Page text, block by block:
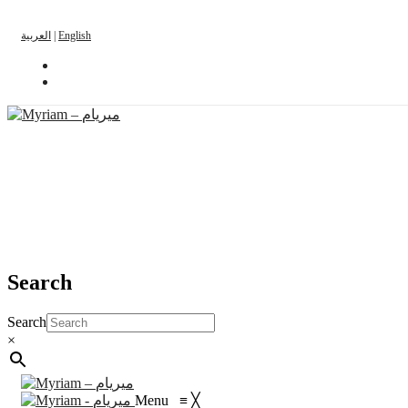
العربية English
Search
Search
×
Menu ≡ ╳